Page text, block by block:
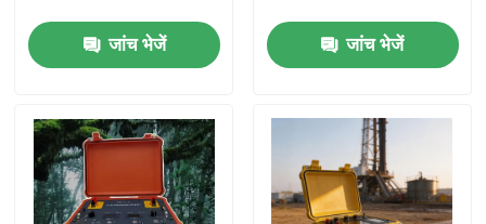
उत्पाद
हमारे बारे में
जांच भेजें जांच भेजें